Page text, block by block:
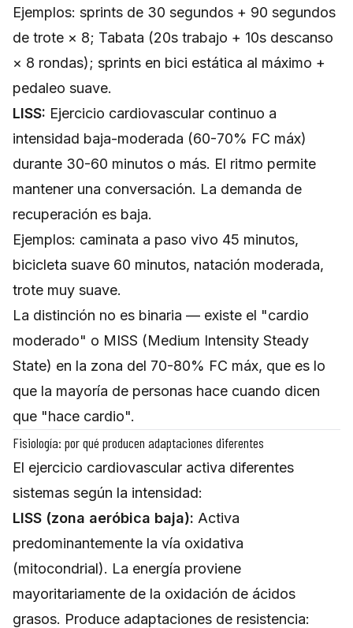
Ejemplos: sprints de 30 segundos + 90 segundos
de trote × 8; Tabata (20s trabajo + 10s descanso
× 8 rondas); sprints en bici estática al máximo +
pedaleo suave.
LISS: Ejercicio cardiovascular continuo a
intensidad baja-moderada (60-70% FC máx)
durante 30-60 minutos o más. El ritmo permite
mantener una conversación. La demanda de
recuperación es baja.
Ejemplos: caminata a paso vivo 45 minutos,
bicicleta suave 60 minutos, natación moderada,
trote muy suave.
La distinción no es binaria — existe el "cardio
moderado" o MISS (Medium Intensity Steady
State) en la zona del 70-80% FC máx, que es lo
que la mayoría de personas hace cuando dicen
que "hace cardio".
Fisiología: por qué producen adaptaciones diferentes
El ejercicio cardiovascular activa diferentes
sistemas según la intensidad:
LISS (zona aeróbica baja): Activa
predominantemente la vía oxidativa
(mitocondrial). La energía proviene
mayoritariamente de la oxidación de ácidos
grasos. Produce adaptaciones de resistencia: